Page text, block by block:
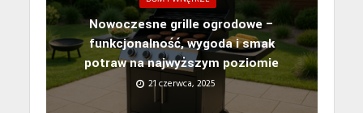
Nowoczesne grille ogrodowe –
funkcjonalność, wygoda i smak
potraw na najwyższym poziomie
21 czerwca, 2025